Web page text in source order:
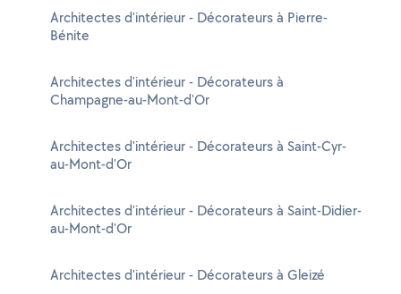
Architectes d'intérieur - Décorateurs à Pierre-
Bénite
Architectes d'intérieur - Décorateurs à
Champagne-au-Mont-d'Or
Architectes d'intérieur - Décorateurs à Saint-Cyr-
au-Mont-d'Or
Architectes d'intérieur - Décorateurs à Saint-Didier-
au-Mont-d'Or
Architectes d'intérieur - Décorateurs à Gleizé